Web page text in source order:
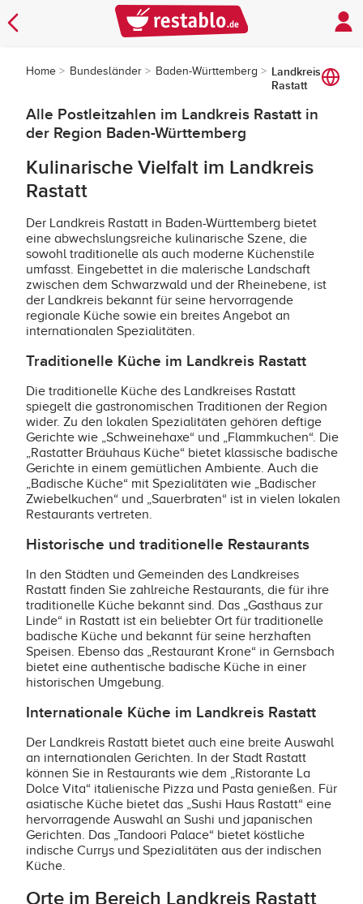
Home Bundesländer Baden-Württemberg
Landkreis
Rastatt
Alle Postleitzahlen im Landkreis Rastatt in
der Region Baden-Württemberg
Kulinarische Vielfalt im Landkreis
Rastatt
Der Landkreis Rastatt in Baden-Württemberg bietet
eine abwechslungsreiche kulinarische Szene, die
sowohl traditionelle als auch moderne Küchenstile
umfasst. Eingebettet in die malerische Landschaft
zwischen dem Schwarzwald und der Rheinebene, ist
der Landkreis bekannt für seine hervorragende
regionale Küche sowie ein breites Angebot an
internationalen Spezialitäten.
Traditionelle Küche im Landkreis Rastatt
Die traditionelle Küche des Landkreises Rastatt
spiegelt die gastronomischen Traditionen der Region
wider. Zu den lokalen Spezialitäten gehören deftige
Gerichte wie „Schweinehaxe“ und „Flammkuchen“. Die
„Rastatter Bräuhaus Küche“ bietet klassische badische
Gerichte in einem gemütlichen Ambiente. Auch die
„Badische Küche“ mit Spezialitäten wie „Badischer
Zwiebelkuchen“ und „Sauerbraten“ ist in vielen lokalen
Restaurants vertreten.
Historische und traditionelle Restaurants
In den Städten und Gemeinden des Landkreises
Rastatt finden Sie zahlreiche Restaurants, die für ihre
traditionelle Küche bekannt sind. Das „Gasthaus zur
Linde“ in Rastatt ist ein beliebter Ort für traditionelle
badische Küche und bekannt für seine herzhaften
Speisen. Ebenso das „Restaurant Krone“ in Gernsbach
bietet eine authentische badische Küche in einer
historischen Umgebung.
Internationale Küche im Landkreis Rastatt
Der Landkreis Rastatt bietet auch eine breite Auswahl
an internationalen Gerichten. In der Stadt Rastatt
können Sie in Restaurants wie dem „Ristorante La
Dolce Vita“ italienische Pizza und Pasta genießen. Für
asiatische Küche bietet das „Sushi Haus Rastatt“ eine
hervorragende Auswahl an Sushi und japanischen
Gerichten. Das „Tandoori Palace“ bietet köstliche
indische Currys und Spezialitäten aus der indischen
Küche.
Orte im Bereich Landkreis Rastatt